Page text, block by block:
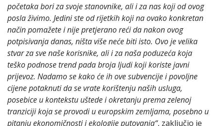
početaka bori za svoje stanovnike, ali i za nas koji od ovog
posla živimo. Jedini ste od rijetkih koji na ovako konkretan
način pomažete i nije pretjerano reći da nakon ovog
potpisivanja danas, ništa više neće biti isto. Ovo je velika
stvar za sve naše korisnike, ali i za naša poduzeća koja
teško podnose trend pada broja ljudi koji koriste javni
prijevoz. Nadamo se kako će ih ove subvencije i povoljne
cijene potaknuti da se vrate korištenju naših usluga,
posebice u kontekstu uštede i okretanju prema zelenoj
tranziciji koja se provodi u europskim zemljama, posebno u
pitanju ekonomičnosti i ekologije putovanja“, zaključio je